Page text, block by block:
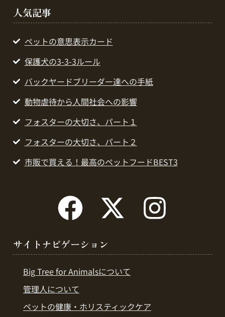
人気記事
ペットの意思表示カード
保護犬の3-3-3ルール
バックヤードブリーダー達への手紙
動物虐待から人間社会への影響
フォスターの大切さ、パート１
フォスターの大切さ、パート２
市販で買える！最高のペットフードBEST3
サイトナビゲーション
Big Tree for Animalsについて
管理人について
ペットの健康・ホリスティックケア